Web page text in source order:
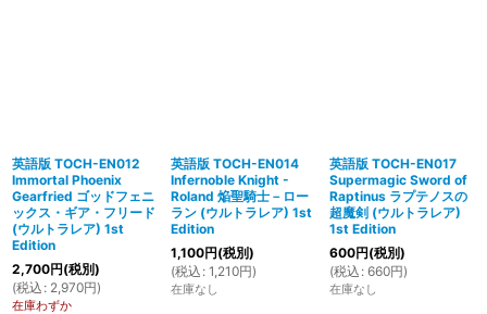
英語版 TOCH-EN012
Immortal Phoenix
Gearfried ゴッドフェニ
ックス・ギア・フリード
(ウルトラレア) 1st
Edition
2,700円(税別)
(税込 : 2,970円)
在庫わずか
英語版 TOCH-EN014
Infernoble Knight -
Roland 焔聖騎士－ロー
ラン (ウルトラレア) 1st
Edition
1,100円(税別)
(税込 : 1,210円)
在庫なし
英語版 TOCH-EN017
Supermagic Sword of
Raptinus ラプテノスの
超魔剣 (ウルトラレア)
1st Edition
600円(税別)
(税込 : 660円)
在庫なし